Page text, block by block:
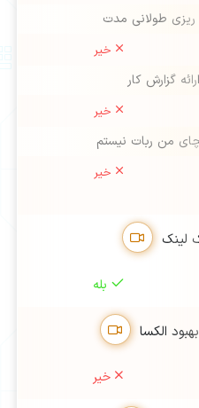
ریزی طولانی مدت
خیر
گزارش کار
خیر
من ربات نیستم
خیر
لینک
بله
الکسا
خیر